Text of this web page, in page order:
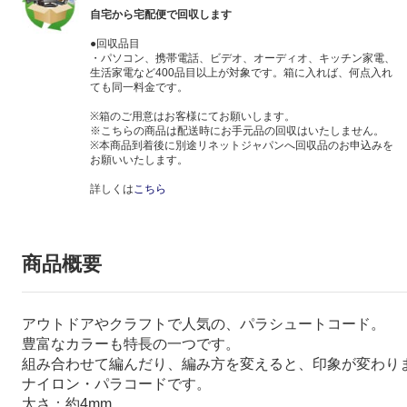
自宅から宅配便で回収します
●回収品目
・パソコン、携帯電話、ビデオ、オーディオ、キッチン家電、
生活家電など400品目以上が対象です。箱に入れば、何点入れ
ても同一料金です。
※箱のご用意はお客様にてお願いします。
※こちらの商品は配送時にお手元品の回収はいたしません。
※本商品到着後に別途リネットジャパンへ回収品のお申込みを
お願いいたします。
詳しくは こちら
商品概要
アウトドアやクラフトで人気の、パラシュートコード。
豊富なカラーも特長の一つです。
組み合わせて編んだり、編み方を変えると、印象が変わり
ナイロン・パラコードです。
太さ：約4mm